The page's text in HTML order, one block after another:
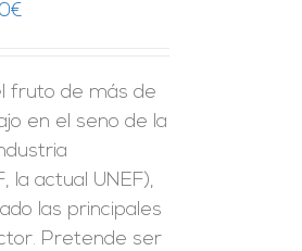
€
fruto de más de
en el seno de la
la actual UNEF),
las principales
Pretende ser